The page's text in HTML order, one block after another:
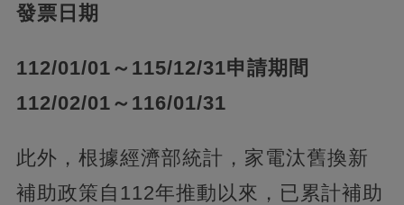
發票日期
112/01/01～115/12/31申請期間
112/02/01～116/01/31
此外，根據經濟部統計，家電汰舊換新
補助政策自112年推動以來，已累計補助